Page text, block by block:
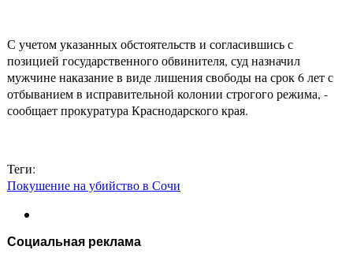
С учетом указанных обстоятельств и согласившись с
позицией государственного обвинителя, суд назначил
мужчине наказание в виде лишения свободы на срок 6 лет с
отбыванием в исправительной колонии строгого режима, -
сообщает прокуратура Краснодарского края.
Теги:
Покушение на убийство в Сочи
Социальная реклама